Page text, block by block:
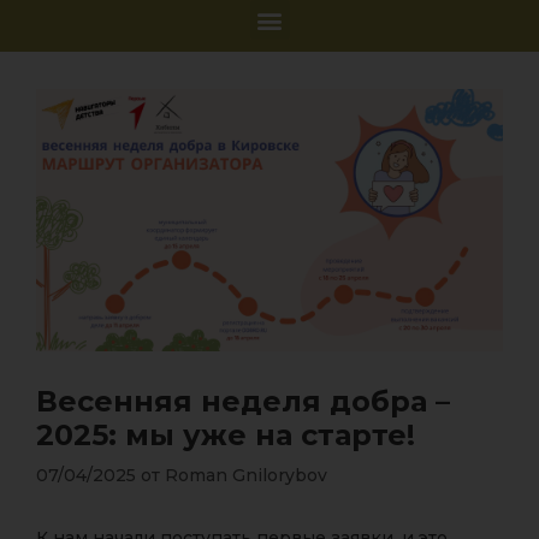
Весенняя неделя добра –
2025: мы уже на старте!
07/04/2025 от Roman Gnilorybov